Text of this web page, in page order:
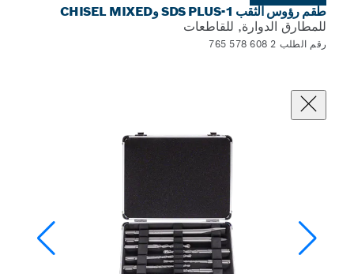
طقم رؤوس الثقب SDS PLUS-1 وCHISEL MIXED
للمطارق الدوارة, للقاطعات
رقم الطلب 2 608 578 765